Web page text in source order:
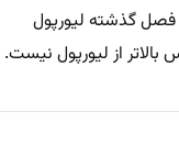
فصل گذشته لیورپول
از لیورپول نیست.